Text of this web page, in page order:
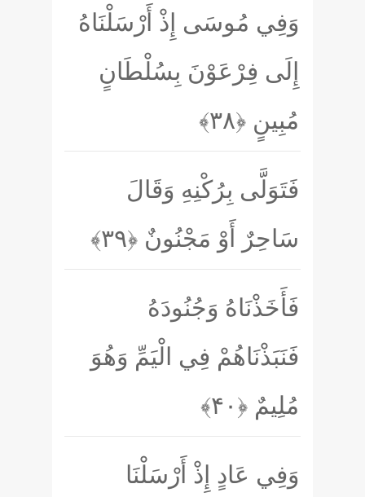
وَفِي مُوسَى إِذْ أَرْسَلْنَاهُ
إِلَى فِرْعَوْنَ بِسُلْطَانٍ
مُبِينٍ ﴿۳۸﴾
فَتَوَلَّى بِرُكْنِهِ وَقَالَ
سَاحِرٌ أَوْ مَجْنُونٌ ﴿۳۹﴾
فَأَخَذْنَاهُ وَجُنُودَهُ
فَنَبَذْنَاهُمْ فِي الْيَمِّ وَهُوَ
مُلِيمٌ ﴿۴۰﴾
وَفِي عَادٍ إِذْ أَرْسَلْنَا